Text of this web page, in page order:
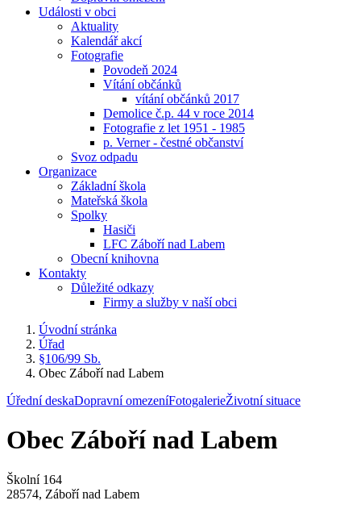
Události v obci
Aktuality
Kalendář akcí
Fotografie
Povodeň 2024
Vítání občánků
vítání občánků 2017
Demolice č.p. 44 v roce 2014
Fotografie z let 1951 - 1985
p. Verner - čestné občanství
Svoz odpadu
Organizace
Základní škola
Mateřská škola
Spolky
Hasiči
LFC Záboří nad Labem
Obecní knihovna
Kontakty
Důležité odkazy
Firmy a služby v naší obci
Úvodní stránka
Úřad
§106/99 Sb.
Obec Záboří nad Labem
Úřední deskaDopravní omezeníFotogalerieŽivotní situace
Obec Záboří nad Labem
Školní 164
28574, Záboří nad Labem